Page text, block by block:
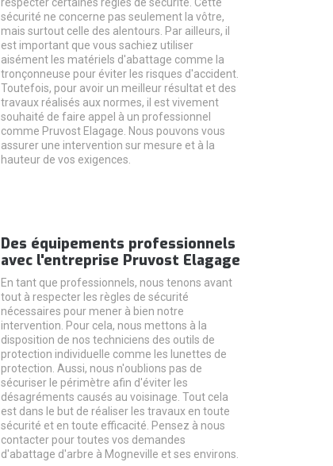
sécurité ne concerne pas seulement la vôtre,
mais surtout celle des alentours. Par ailleurs, il
est important que vous sachiez utiliser
aisément les matériels d'abattage comme la
tronçonneuse pour éviter les risques d'accident.
Toutefois, pour avoir un meilleur résultat et des
travaux réalisés aux normes, il est vivement
souhaité de faire appel à un professionnel
comme Pruvost Elagage. Nous pouvons vous
assurer une intervention sur mesure et à la
hauteur de vos exigences.
Des équipements professionnels
avec l'entreprise Pruvost Elagage
En tant que professionnels, nous tenons avant
tout à respecter les règles de sécurité
nécessaires pour mener à bien notre
intervention. Pour cela, nous mettons à la
disposition de nos techniciens des outils de
protection individuelle comme les lunettes de
protection. Aussi, nous n'oublions pas de
sécuriser le périmètre afin d'éviter les
désagréments causés au voisinage. Tout cela
est dans le but de réaliser les travaux en toute
sécurité et en toute efficacité. Pensez à nous
contacter pour toutes vos demandes
d'abattage d'arbre à Mogneville et ses environs.